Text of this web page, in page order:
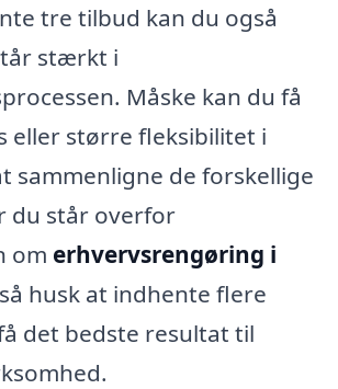
tre tilbud kan du også
stærkt i
Måske kan du få
eller større fleksibilitet i
sammenligne de forskellige
du står overfor
om erhvervsrengøring i
husk at indhente flere
det bedste resultat til